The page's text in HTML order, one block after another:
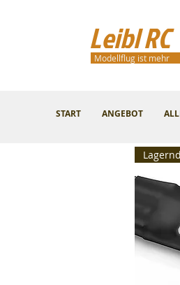
Leibl RC
START ANGEBOT
Modellflug ist mehr
Lagernd